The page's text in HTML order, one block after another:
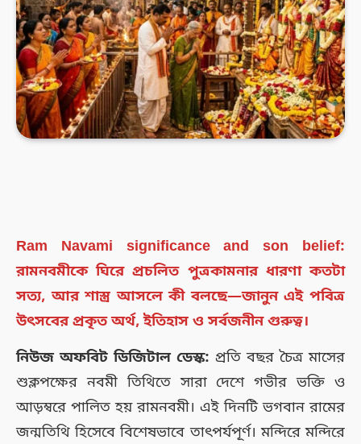
Ram Navami significance and son belief:
রামনবমীকে ঘিরে প্রচলিত পুত্রকামনার ধারণা কতটা
সত্য, আর শাস্ত্র আসলে কী বলছে—জানুন এই পবিত্র
উৎসবের প্রকৃত অর্থ, ইতিহাস ও সর্বজনীন গুরুত্ব।
নিউজ অফবিট ডিজিটাল ডেস্ক: প্রতি বছর চৈত্র মাসের
শুক্লপক্ষের নবমী তিথিতে সারা দেশে গভীর ভক্তি ও
আড়ম্বরে পালিত হয় রামনবমী। এই দিনটি ভগবান রামের
জন্মতিথি হিসেবে বিশেষভাবে তাৎপর্যপূর্ণ। মন্দিরে মন্দিরে